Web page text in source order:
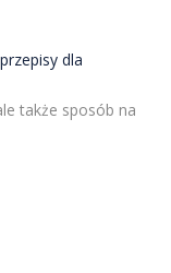
dla
także sposób na